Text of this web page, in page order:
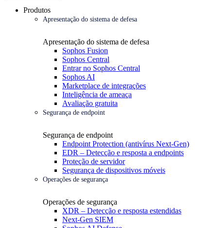
Produtos
Apresentação do sistema de defesa
Apresentação do sistema de defesa
Sophos Fusion
Sophos Central
Entrar no Sophos Central
Sophos AI
Marketplace de integrações
Inteligência de ameaça
Avaliação gratuita
Segurança de endpoint
Segurança de endpoint
Endpoint Protection (antivírus Next-Gen)
EDR – Detecção e resposta a endpoints
Proteção de servidor
Segurança de dispositivos móveis
Operações de segurança
Operações de segurança
XDR – Detecção e resposta estendidas
Next-Gen SIEM